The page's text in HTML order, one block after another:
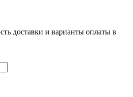
доставки и варианты оплаты в